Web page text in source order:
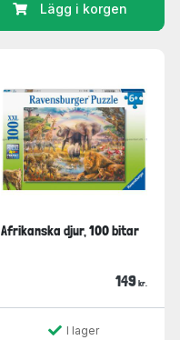
Lägg i korgen
Afrikanska djur, 100 bitar
149 kr.
I lager